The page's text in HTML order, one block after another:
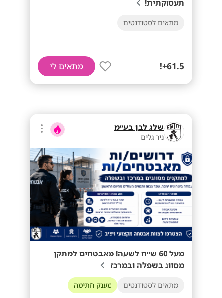
תעסוקתית!
מתאים לסטודנטים
61.5+! מתאים לי
שלג לבן בע״מ
ניר גלים
מעל 60 ש״ח לשעה! מאבטחים למתקן
מסווג בשפלה ובמרכז
מתאים לסטודנטים מענק חתימה